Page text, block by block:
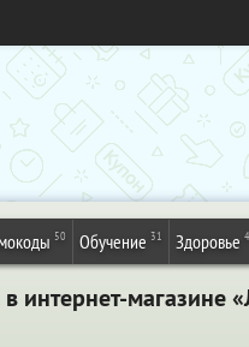
50 Обучение 31 Здоровье 4
интернет-магазине